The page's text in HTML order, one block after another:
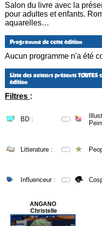
Salon du livre avec la
pour adultes et enfants.
aquarelles…
Programme de cette édition
Aucun programme n'a été
Liste des auteurs présents TOUTES
édition
Filtres :
BD :
Litterature :
Influenceur :
ANGANO
Christelle